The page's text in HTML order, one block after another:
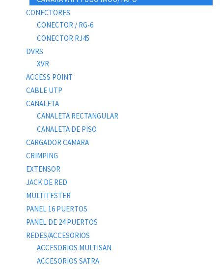
CONECTORES
CONECTOR / RG-6
CONECTOR RJ45
DVRS
XVR
ACCESS POINT
CABLE UTP
CANALETA
CANALETA RECTANGULAR
CANALETA DE PISO
CARGADOR CAMARA
CRIMPING
EXTENSOR
JACK DE RED
MULTITESTER
PANEL 16 PUERTOS
PANEL DE 24 PUERTOS
REDES/ACCESORIOS
ACCESORIOS MULTISAN
ACCESORIOS SATRA